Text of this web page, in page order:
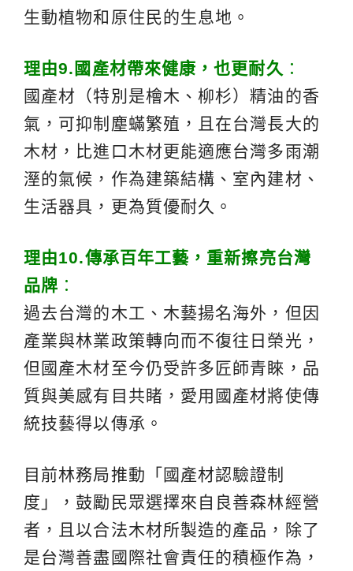
生動植物和原住民的生息地。
理由9. 國產材帶來健康，也更耐久 ：
國產材（特別是檜木、柳杉）精油的香
氣，可抑制塵蟎繁殖，且在台灣長大的
木材，比進口木材更能適應台灣多雨潮
溼的氣候，作為建築結構、室內建材、
生活器具，更為質優耐久。
理由10.傳承百年工藝，重新擦亮台灣
品牌 ：
過去台灣的木工、木藝揚名海外，但因
產業與林業政策轉向而不復往日榮光，
但國產木材至今仍受許多匠師青睞，品
質與美感有目共睹，愛用國產材將使傳
統技藝得以傳承。
目前林務局推動「國產材認驗證制
度」，鼓勵民眾選擇來自良善森林經營
者，且以合法木材所製造的產品，除了
是台灣善盡國際社會責任的積極作為，